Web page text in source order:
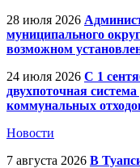
28 июля 2026
муниципального
возможном
24 июля 2026 С 1
двухпоточная
коммунальных
Новости
7 августа 2026 В